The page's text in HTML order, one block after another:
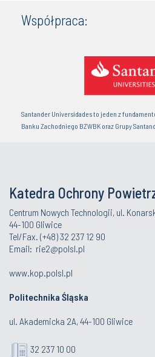
Współpraca:
Santander Universidades to jeden z
Banku Zachodniego BZWBK oraz Grupy
Katedra Ochrony
Centrum Nowych Technologii, ul.
44-100 Gliwice
Tel/Fax. (+48) 32 237 12 90
Email: rie2@polsl.pl
www.kop.polsl.pl
Politechnika Śląska
ul. Akademicka 2A, 44-100 Gliwice
32 237 10 00